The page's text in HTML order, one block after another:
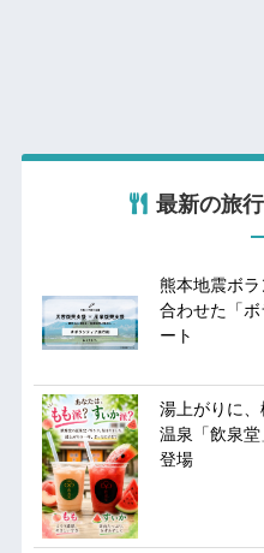
最新の旅
熊本地震ボ
合わせた「
ート
湯上がりに
温泉「飲泉
登場